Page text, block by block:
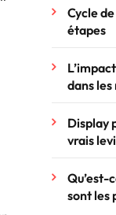
Cycle
étapes
dans
Display
vrais
Qu’est-
sont les